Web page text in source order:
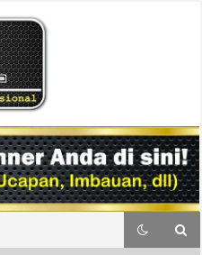
DM1